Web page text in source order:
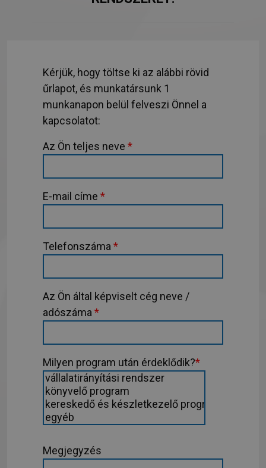
Kérjük, hogy töltse ki az alábbi rövid
űrlapot, és munkatársunk 1
munkanapon belül felveszi Önnel a
kapcsolatot:
Az Ön teljes neve *
E-mail címe *
Telefonszáma*
Az Ön által képviselt cég neve /
adószáma*
Milyen program után érdeklődik?*
Megjegyzés